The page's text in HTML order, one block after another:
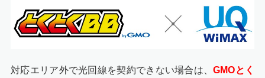
対応エリア外で光回線を契約できない場合は、GMOとく